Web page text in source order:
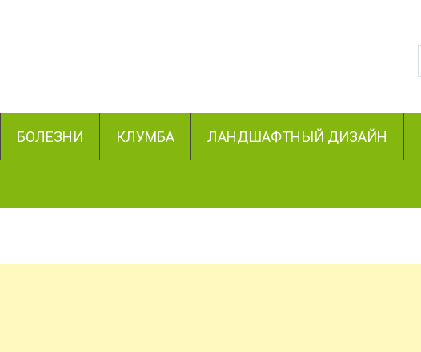
БОЛЕЗНИ КЛУМБА ЛАНДШАФТНЫЙ ДИЗАЙН